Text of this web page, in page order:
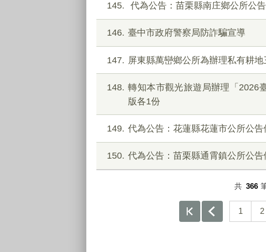
145 代為公告：苗栗縣南庄鄉公所公
146 臺中市政府警察局防詐騙宣導
147 屏東縣萬巒鄉公所為辦理私有耕
148
轉知本市觀光旅遊局辦理「2026
版各1份
149 代為公告：花蓮縣花蓮市公所公
150 代為公告：苗栗縣通霄鎮公所公
共 366
1 2